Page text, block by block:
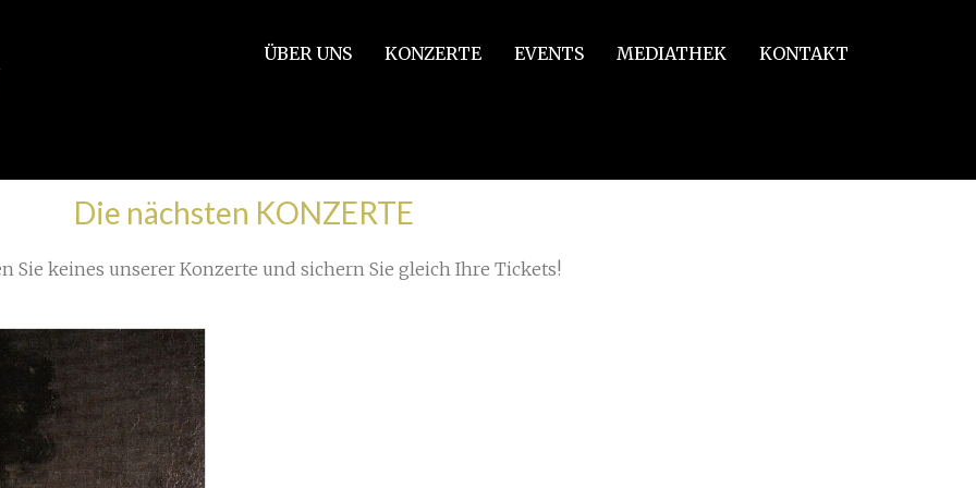
ÜBER UNS KONZERTE EVENTS MEDIATHEK KONTAKT
Die nächsten KONZERTE
Sie keines unserer Konzerte und sichern Sie gleich Ihre Tickets!